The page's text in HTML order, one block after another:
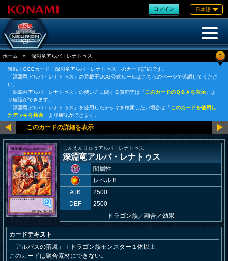
ログイン 日本語
ホーム » 深淵竜アルバ・レナトゥス ?
遊戯王OCGカード「深淵竜アルバ・レナトゥス」のカード詳細です。
「深淵竜アルバ・レナトゥス」の遊戯王OCG公式ルールはこちらのページで確認してくださ
い。
「深淵竜アルバ・レナトゥス」の使い方に関する質問等は「このカードのＱ＆Ａを表示 」よ
り確認ができます。
「深淵竜アルバ・レナトゥス」を使用したデッキを検索したい場合は「このカードを使用し
たデッキを検索 」より確認ができます。
しんえんりゅうアルバ・レナトゥス
深淵竜アルバ・レナトゥス
闇属性
レベル 8
ATK
2500
DEF
2500
ドラゴン族／融合／効果
カードテキスト
「アルバスの落胤」＋ドラゴン族モンスター１体以上
このカードは融合素材にできない。